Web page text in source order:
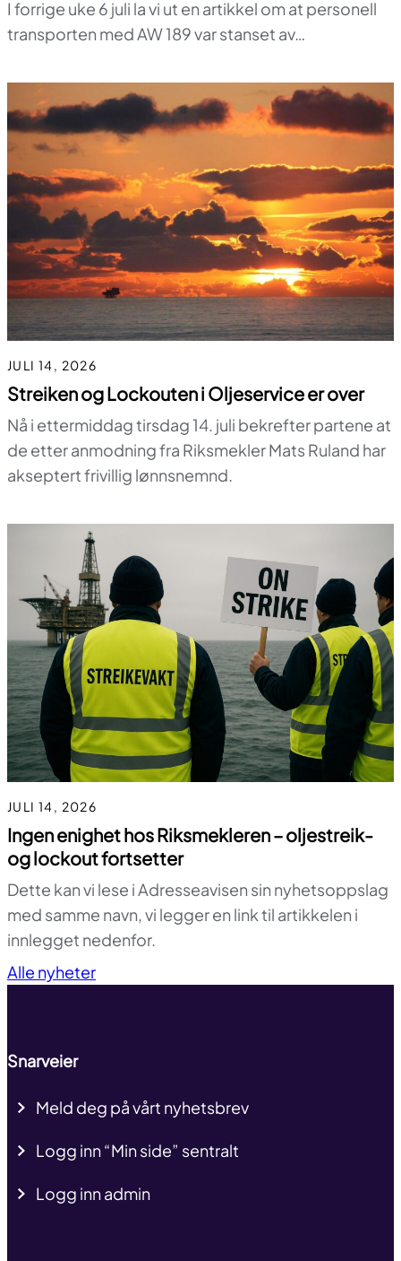
I forrige uke 6 juli la vi ut en artikkel om at personell
transporten med AW 189 var stanset av…
JULI 14, 2026
Streiken og Lockouten i Oljeservice er over
Nå i ettermiddag tirsdag 14. juli bekrefter partene at
de etter anmodning fra Riksmekler Mats Ruland har
akseptert frivillig lønnsnemnd.
JULI 14, 2026
Ingen enighet hos Riksmekleren – oljestreik-
og lockout fortsetter
Dette kan vi lese i Adresseavisen sin nyhetsoppslag
med samme navn, vi legger en link til artikkelen i
innlegget nedenfor.
Alle nyheter
Snarveier
Meld deg på vårt nyhetsbrev
Logg inn “Min side” sentralt
Logg inn admin